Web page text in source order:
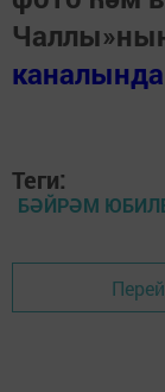
каналында
Теги:
БӘЙРӘМ